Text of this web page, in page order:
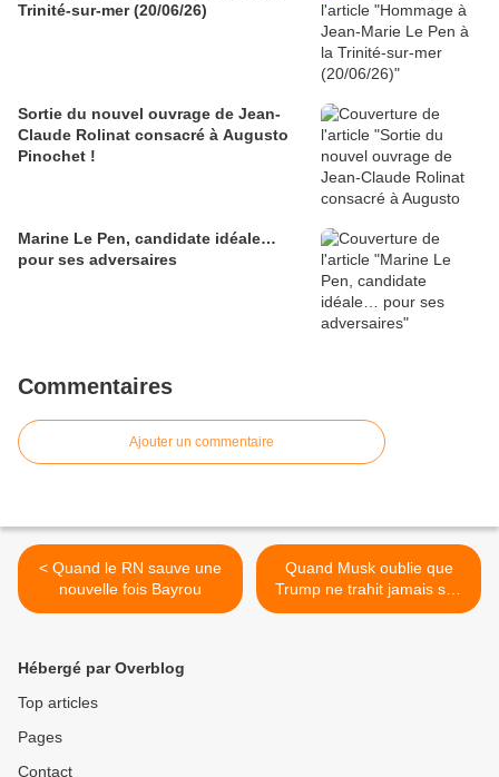
Trinité-sur-mer (20/06/26)
Sortie du nouvel ouvrage de Jean-
Claude Rolinat consacré à Augusto
Pinochet !
Marine Le Pen, candidate idéale…
pour ses adversaires
Commentaires
Ajouter un commentaire
< Quand le RN sauve une
nouvelle fois Bayrou
Quand Musk oublie que
Trump ne trahit jamais son
programme >
Hébergé par Overblog
Top articles
Pages
Contact